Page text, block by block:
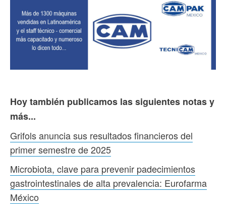
Hoy también publicamos las siguientes notas y
más...
Grifols anuncia sus resultados financieros del
primer semestre de 2025
Microbiota, clave para prevenir padecimientos
gastrointestinales de alta prevalencia: Eurofarma
México